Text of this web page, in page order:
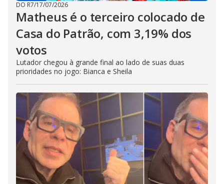
DO R7/17/07/2026
Matheus é o terceiro colocado de
Casa do Patrão, com 3,19% dos
votos
Lutador chegou à grande final ao lado de suas duas
prioridades no jogo: Bianca e Sheila